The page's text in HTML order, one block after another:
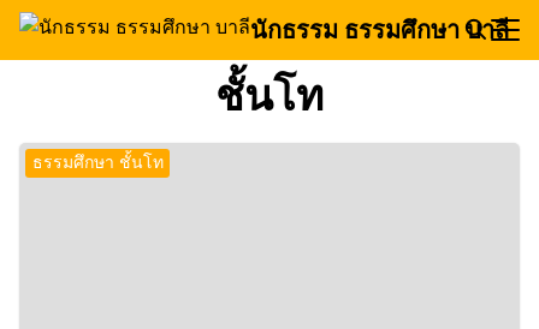
Skip
นักธรรม ธรรมศึกษา บาลี
ชั้นโท
ธรรมศึกษา ชั้นโท